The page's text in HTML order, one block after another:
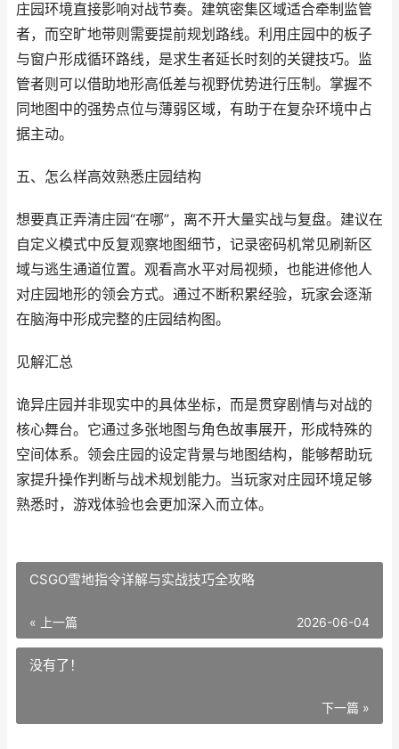
庄园环境直接影响对战节奏。建筑密集区域适合牵制监管
者，而空旷地带则需要提前规划路线。利用庄园中的板子
与窗户形成循环路线，是求生者延长时刻的关键技巧。监
管者则可以借助地形高低差与视野优势进行压制。掌握不
同地图中的强势点位与薄弱区域，有助于在复杂环境中占
据主动。
五、怎么样高效熟悉庄园结构
想要真正弄清庄园“在哪”，离不开大量实战与复盘。建议在
自定义模式中反复观察地图细节，记录密码机常见刷新区
域与逃生通道位置。观看高水平对局视频，也能进修他人
对庄园地形的领会方式。通过不断积累经验，玩家会逐渐
在脑海中形成完整的庄园结构图。
见解汇总
诡异庄园并非现实中的具体坐标，而是贯穿剧情与对战的
核心舞台。它通过多张地图与角色故事展开，形成特殊的
空间体系。领会庄园的设定背景与地图结构，能够帮助玩
家提升操作判断与战术规划能力。当玩家对庄园环境足够
熟悉时，游戏体验也会更加深入而立体。
CSGO雪地指令详解与实战技巧全攻略
« 上一篇 2026-06-04
没有了！
下一篇 »